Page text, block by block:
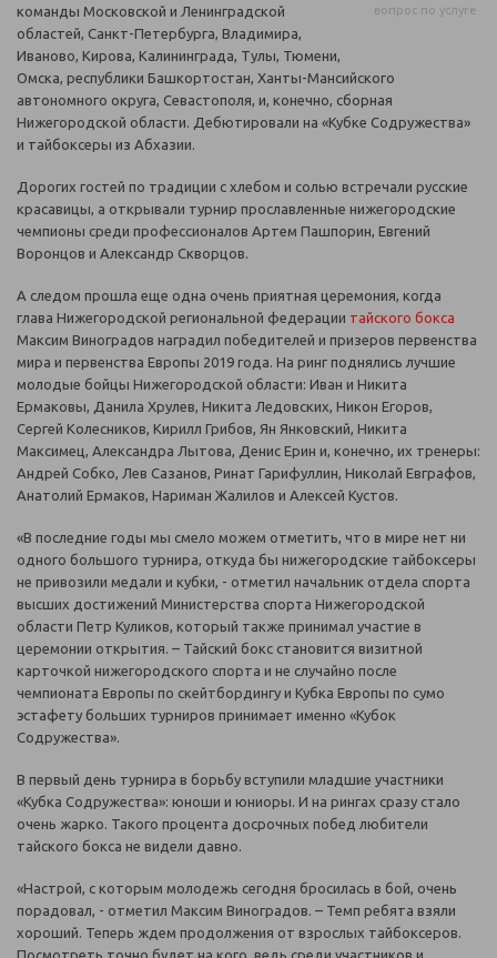
вопрос по услуге
команды Московской и Ленинградской
областей, Санкт-Петербурга, Владимира,
Иваново, Кирова, Калининграда, Тулы, Тюмени,
Омска, республики Башкортостан, Ханты-Мансийского
автономного округа, Севастополя, и, конечно, сборная
Нижегородской области. Дебютировали на «Кубке Содружества»
и тайбоксеры из Абхазии.
Дорогих гостей по традиции с хлебом и солью встречали русские
красавицы, а открывали турнир прославленные нижегородские
чемпионы среди профессионалов Артем Пашпорин, Евгений
Воронцов и Александр Скворцов.
А следом прошла еще одна очень приятная церемония, когда
глава Нижегородской региональной федерации тайского бокса
Максим Виноградов наградил победителей и призеров первенства
мира и первенства Европы 2019 года. На ринг поднялись лучшие
молодые бойцы Нижегородской области: Иван и Никита
Ермаковы, Данила Хрулев, Никита Ледовских, Никон Егоров,
Сергей Колесников, Кирилл Грибов, Ян Янковский, Никита
Максимец, Александра Лытова, Денис Ерин и, конечно, их тренеры:
Андрей Собко, Лев Сазанов, Ринат Гарифуллин, Николай Евграфов,
Анатолий Ермаков, Нариман Жалилов и Алексей Кустов.
«В последние годы мы смело можем отметить, что в мире нет ни
одного большого турнира, откуда бы нижегородские тайбоксеры
не привозили медали и кубки, - отметил начальник отдела спорта
высших достижений Министерства спорта Нижегородской
области Петр Куликов, который также принимал участие в
церемонии открытия. – Тайский бокс становится визитной
карточкой нижегородского спорта и не случайно после
чемпионата Европы по скейтбордингу и Кубка Европы по сумо
эстафету больших турниров принимает именно «Кубок
Содружества».
В первый день турнира в борьбу вступили младшие участники
«Кубка Содружества»: юноши и юниоры. И на рингах сразу стало
очень жарко. Такого процента досрочных побед любители
тайского бокса не видели давно.
«Настрой, с которым молодежь сегодня бросилась в бой, очень
порадовал, - отметил Максим Виноградов. – Темп ребята взяли
хороший. Теперь ждем продолжения от взрослых тайбоксеров.
Посмотреть точно будет на кого, ведь среди участников и